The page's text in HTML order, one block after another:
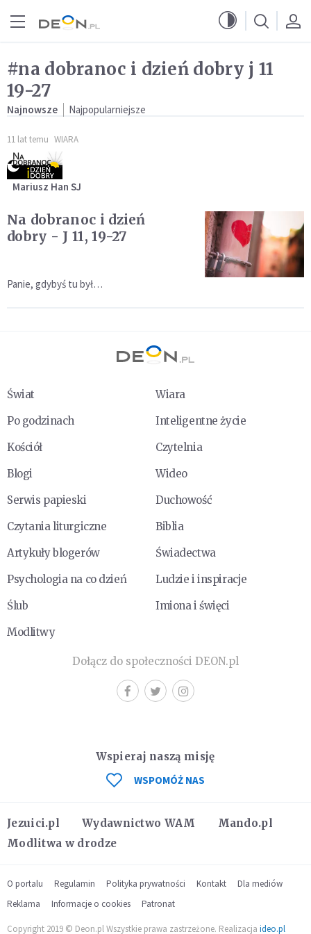
#na dobranoc i dzień dobry j 11
19-27
Najnowsze Najpopularniejsze
11 lat temu WIARA
Mariusz Han SJ
Na dobranoc i dzień
dobry - J 11, 19-27
Panie, gdybyś tu był…
Świat
Wiara
Po godzinach
Inteligentne życie
Kościół
Czytelnia
Blogi
Wideo
Serwis papieski
Duchowość
Czytania liturgiczne
Biblia
Artykuły blogerów
Świadectwa
Psychologia na co dzień
Ludzie i inspiracje
Ślub
Imiona i święci
Modlitwy
Dołącz do społeczności DEON.pl
Jezuici.pl Wydawnictwo WAM
Mando.pl
Modlitwa w drodze
Wspieraj naszą misję
WSPOMÓŻ NAS
O portalu Regulamin Polityka prywatności Kontakt
Dla mediów
Reklama
Informacje o cookies Patronat
Copyright 2019 © Deon.pl Wszystkie prawa zastrzeżone. Realizacja ideo.pl